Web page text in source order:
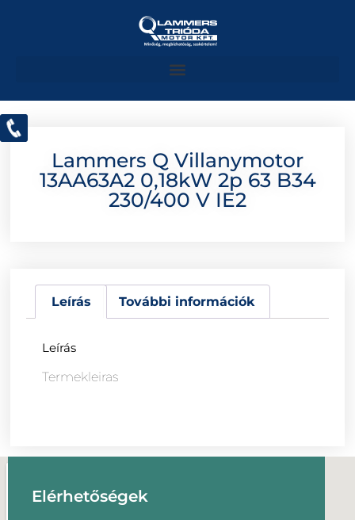
Lammers Q Villanymotor
13AA63A2 0,18kW 2p 63 B34
230/400 V IE2
Leírás További információk
Leírás
Termekleiras
Elérhetőségek